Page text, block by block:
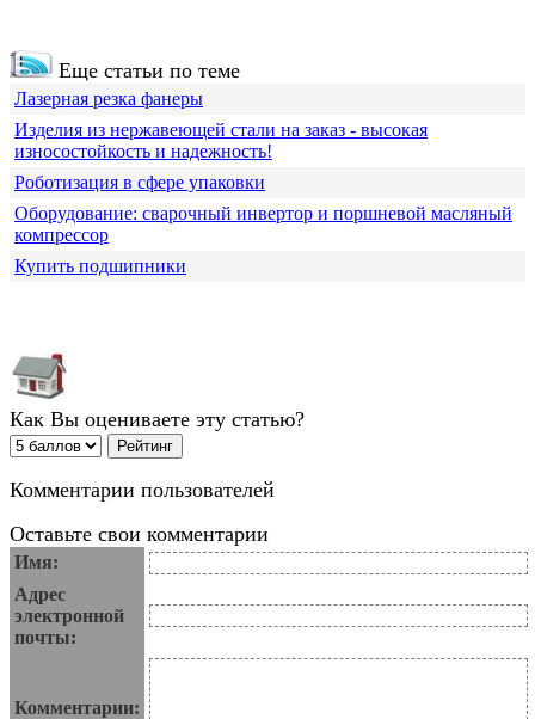
Еще статьи по теме
Лазерная резка фанеры
Изделия из нержавеющей стали на заказ - высокая
износостойкость и надежность!
Роботизация в сфере упаковки
Оборудование: сварочный инвертор и поршневой масляный
компрессор
Купить подшипники
Как Вы оцениваете эту статью?
Комментарии пользователей
Оставьте свои комментарии
Имя:
Адрес
электронной
почты:
Комментарии: